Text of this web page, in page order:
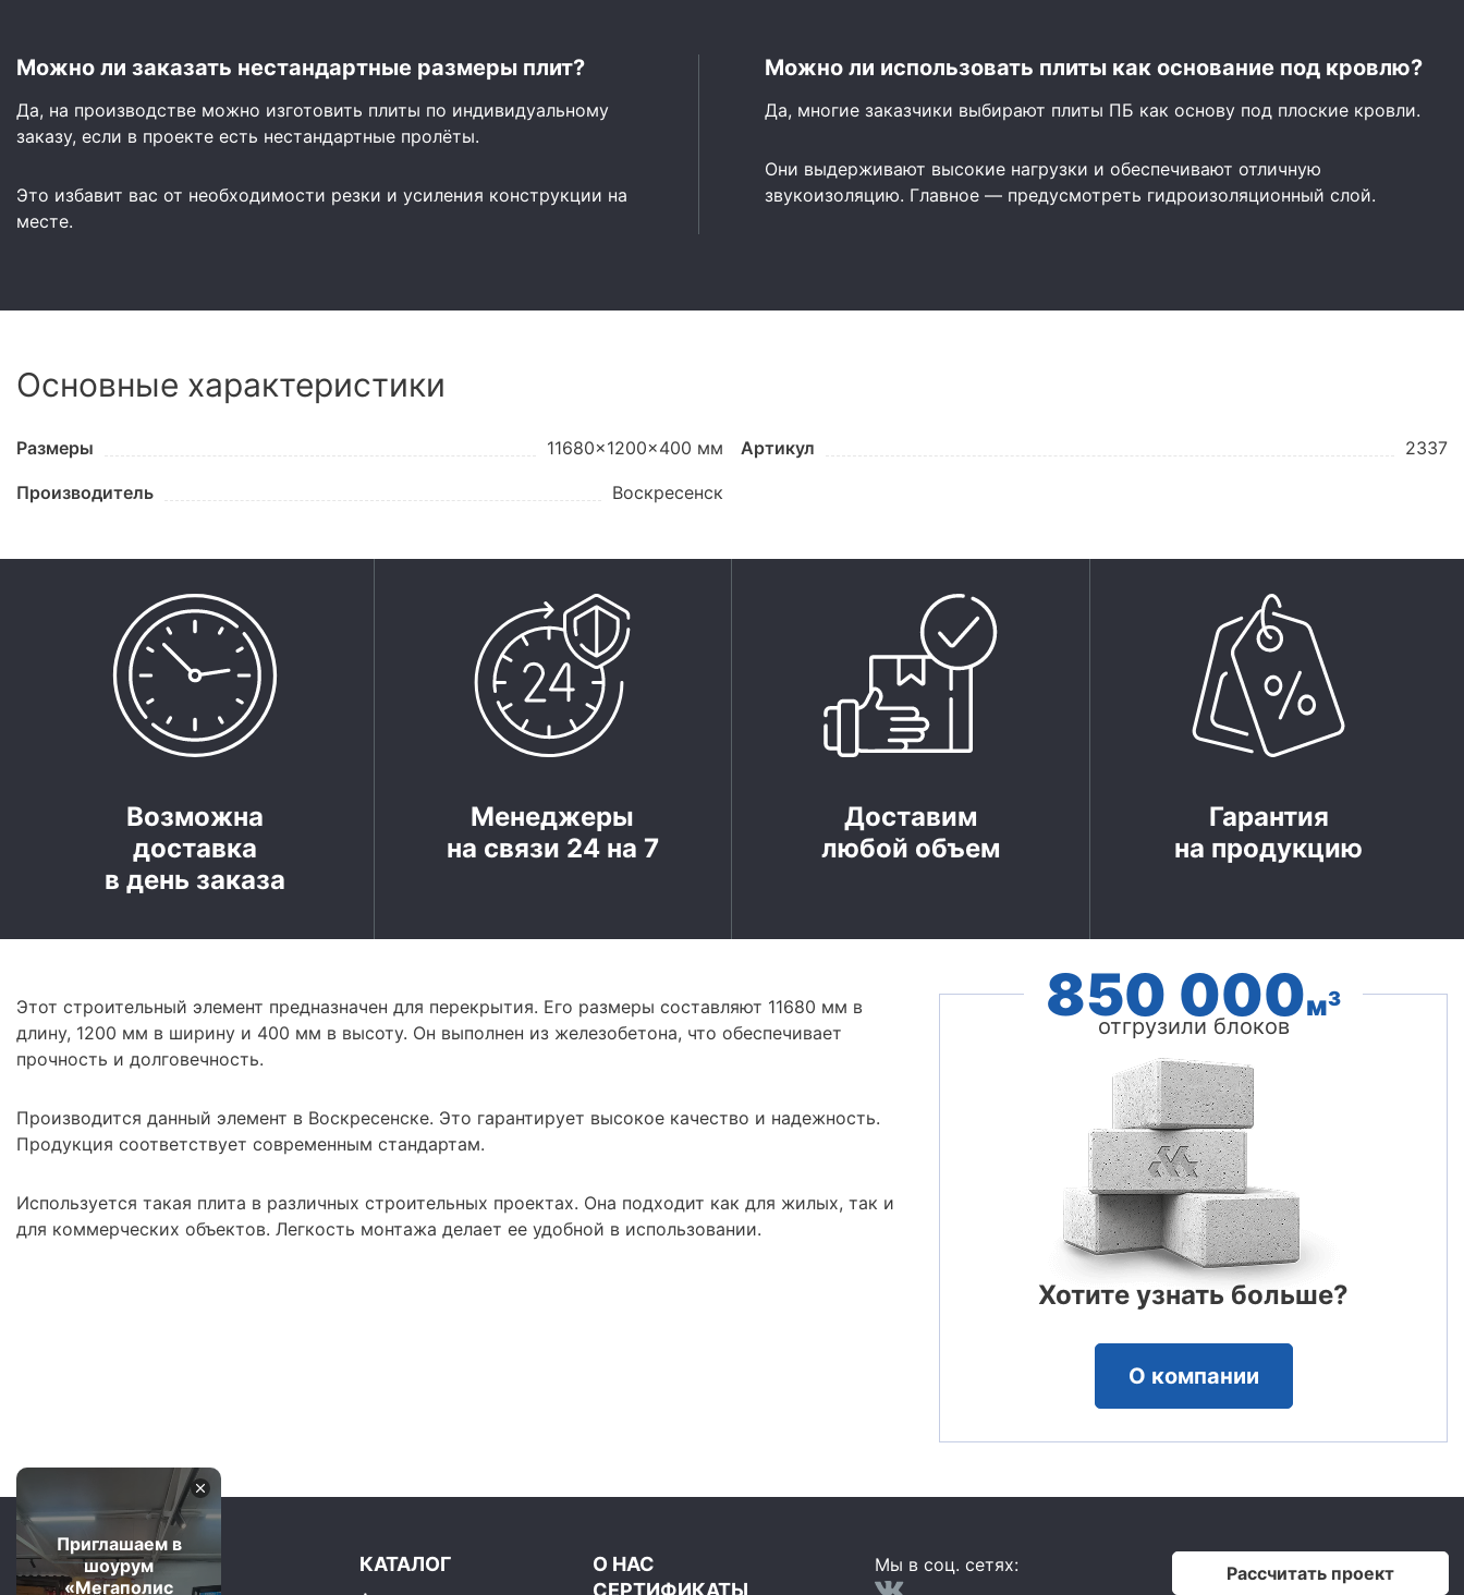
Можно ли заказать нестандартные размеры плит?
Да, на производстве можно изготовить плиты по индивидуальному
заказу, если в проекте есть нестандартные пролёты.
Это избавит вас от необходимости резки и усиления конструкции на
месте.
Можно ли использовать плиты как основание под кровлю?
Да, многие заказчики выбирают плиты ПБ как основу под плоские кровли.
Они выдерживают высокие нагрузки и обеспечивают отличную
звукоизоляцию. Главное — предусмотреть гидроизоляционный слой.
Основные характеристики
Размеры 11680x1200x400 мм
Производитель Воскресенск
Артикул 2337
Возможна
доставка
в день заказа
Менеджеры
на связи 24 на 7
Доставим
любой объем
Гарантия
на продукцию
Этот строительный элемент предназначен для перекрытия. Его размеры составляют 11680 мм в
длину, 1200 мм в ширину и 400 мм в высоту. Он выполнен из железобетона, что обеспечивает
прочность и долговечность.
Производится данный элемент в Воскресенске. Это гарантирует высокое качество и надежность.
Продукция соответствует современным стандартам.
Используется такая плита в различных строительных проектах. Она подходит как для жилых, так и
для коммерческих объектов. Легкость монтажа делает ее удобной в использовании.
850 000м3
отгрузили блоков
Хотите узнать больше?
О компании
КАТАЛОГ
О НАС
СЕРТИФИКАТЫ
Мы в соц. сетях: Рассчитать проект
Приглашаем в
шоурум
«Мегаполис